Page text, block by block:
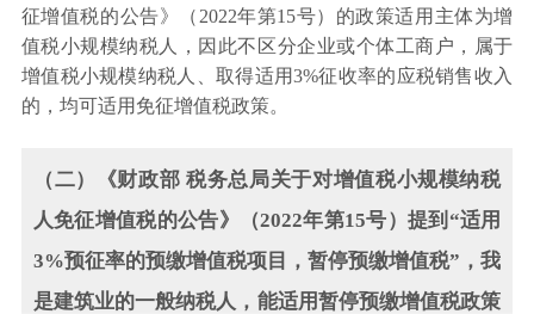
征增值税的公告》（2022年第15号）的政策适用主体为增
值税小规模纳税人，因此不区分企业或个体工商户，属于
增值税小规模纳税人、取得适用3%征收率的应税销售收入
的，均可适用免征增值税政策。
（二）《财政部 税务总局关于对增值税小规模纳税
人免征增值税的公告》（2022年第15号）提到“适用
3%预征率的预缴增值税项目，暂停预缴增值税”，我
是建筑业的一般纳税人，能适用暂停预缴增值税政策